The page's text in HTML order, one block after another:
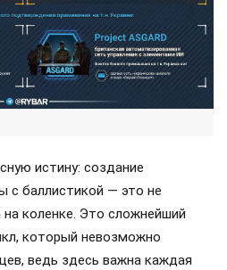
истину: создание
с баллистикой — это не
на коленке. Это сложнейший
который невозможно
ведь здесь важна каждая